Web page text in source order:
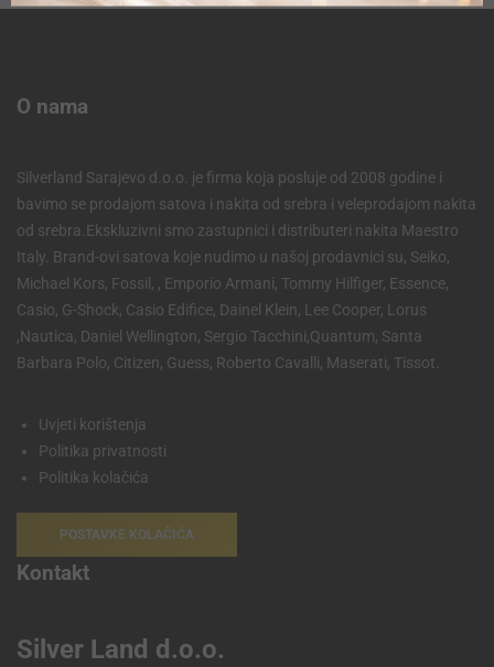
O nama
Silverland Sarajevo d.o.o. je firma koja posluje od 2008 godine i
bavimo se prodajom satova i nakita od srebra i veleprodajom nakita
od srebra.Ekskluzivni smo zastupnici i distributeri nakita Maestro
Italy. Brand-ovi satova koje nudimo u našoj prodavnici su, Seiko,
Michael Kors, Fossil, , Emporio Armani, Tommy Hilfiger, Essence,
Casio, G-Shock, Casio Edifice, Dainel Klein, Lee Cooper, Lorus
,Nautica, Daniel Wellington, Sergio Tacchini,Quantum, Santa
Barbara Polo, Citizen, Guess, Roberto Cavalli, Maserati, Tissot.
Uvjeti korištenja
Politika privatnosti
Politika kolačića
POSTAVKE KOLAČIĆA
Kontakt
Silver Land d.o.o.